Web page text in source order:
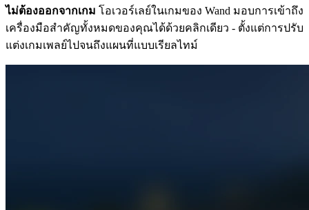
ไม่ต้องออกจากเกม โอเวอร์เลย์ในเกมของ Wand มอบการเข้าถึง
เครื่องมือสำคัญทั้งหมดของคุณได้ด้วยคลิกเดียว - ตั้งแต่การปรับ
แต่งเกมเพลย์ไปจนถึงแผนที่แบบเรียลไทม์